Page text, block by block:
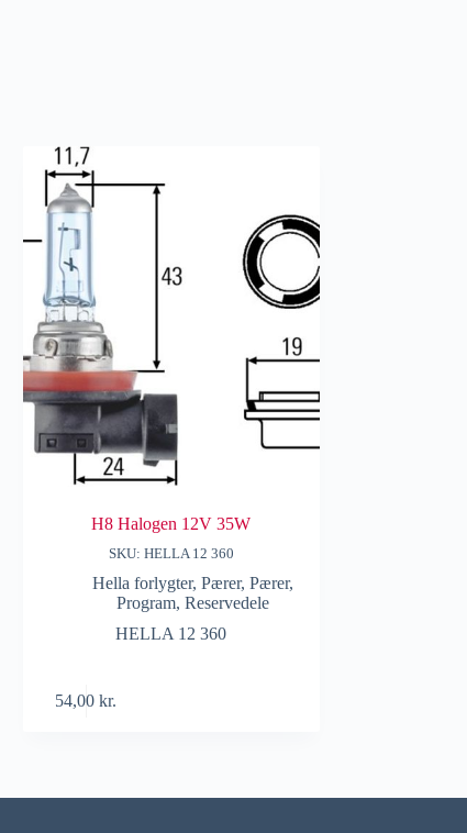
H8 Halogen 12V 35W
SKU: HELLA 12 360
Hella forlygter,Pærer,Pærer,
Program,Reservedele
HELLA 12 360
54,00kr.